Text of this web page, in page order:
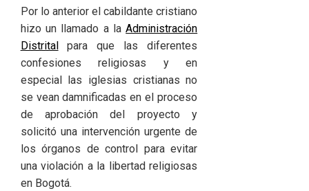
Por lo anterior el cabildante cristiano
hizo un llamado a laAdministración
Distritalpara que las diferentes
confesiones religiosas y en
especial las iglesias cristianas no
se vean damnificadas en el proceso
de aprobación del proyecto y
solicitó una intervención urgente de
los órganos de control para evitar
una violación a la libertad religiosas
en Bogotá.